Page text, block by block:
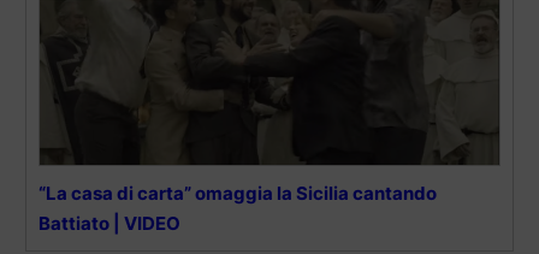
“La casa di carta” omaggia la Sicilia cantando
Battiato | VIDEO